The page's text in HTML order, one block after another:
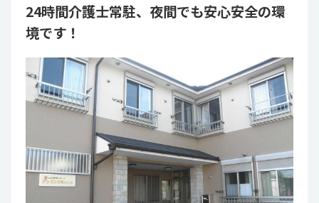
24時間介護士常駐、夜間でも安心安全の環
境です！